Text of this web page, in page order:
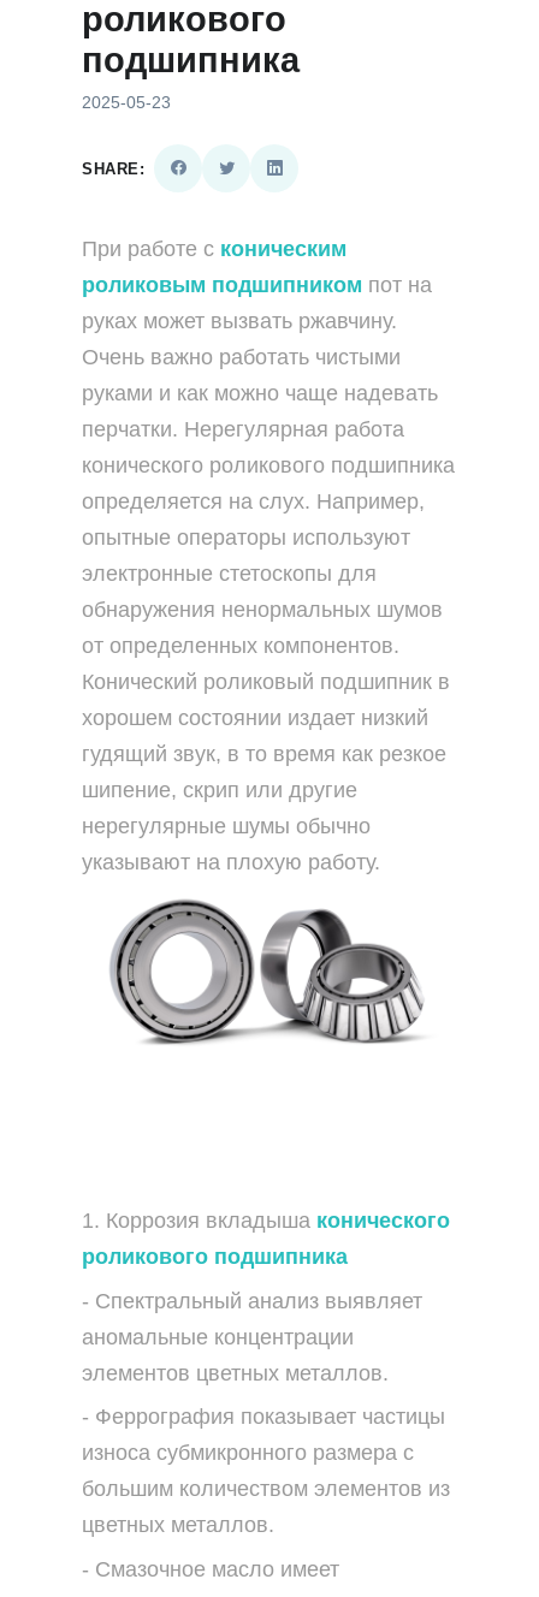
роликового
подшипника
2025-05-23
SHARE:
При работе с коническим
роликовым подшипником пот на
руках может вызвать ржавчину.
Очень важно работать чистыми
руками и как можно чаще надевать
перчатки. Нерегулярная работа
конического роликового подшипника
определяется на слух. Например,
опытные операторы используют
электронные стетоскопы для
обнаружения ненормальных шумов
от определенных компонентов.
Конический роликовый подшипник в
хорошем состоянии издает низкий
гудящий звук, в то время как резкое
шипение, скрип или другие
нерегулярные шумы обычно
указывают на плохую работу.
1. Коррозия вкладыша конического
роликового подшипника
- Спектральный анализ выявляет
аномальные концентрации
элементов цветных металлов.
- Феррография показывает частицы
износа субмикронного размера с
большим количеством элементов из
цветных металлов.
- Смазочное масло имеет